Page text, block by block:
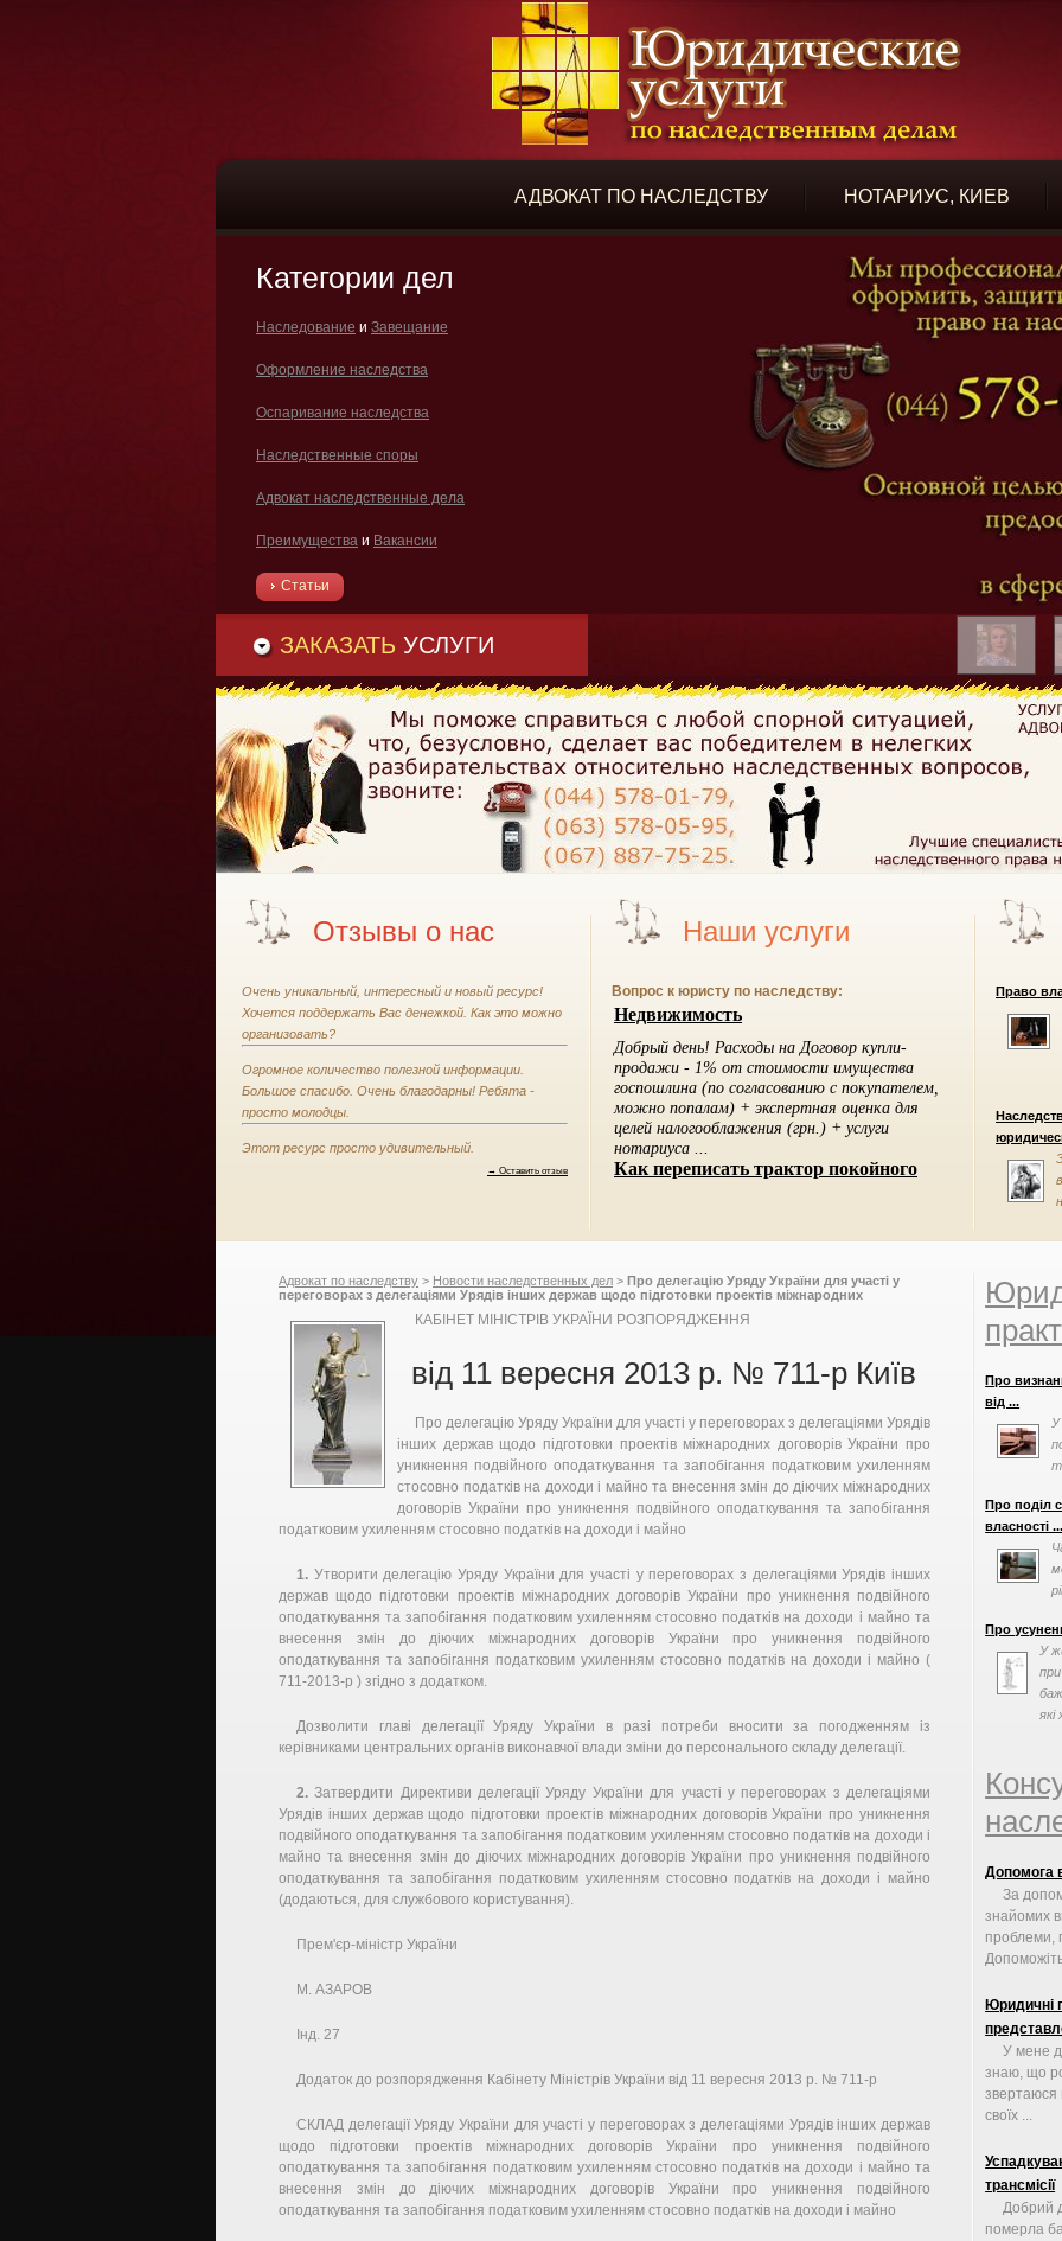
АДВОКАТ ПО НАСЛЕДСТВУ НОТАРИУС, КИЕВ
Категории дел
Наследование и Завещание
Оформление наследства
Оспаривание наследства
Наследственные споры
Адвокат наследственные дела
Преимущества и Вакансии
Статьи
ЗАКАЗАТЬ УСЛУГИ
Отзывы о нас
Очень уникальный, интересный и новый ресурс!
Хочется поддержать Вас денежкой. Как это можно
организовать?
Огромное количество полезной информации.
Большое спасибо. Очень благодарны! Ребята -
просто молодцы.
Этот ресурс просто удивительный.
→ Оставить отзыв
Наши услуги
Вопрос к юристу по наследству:
Право
Адвокат по наследству > Новости наследственных дел > Про делегацію Уряду України для участі у
переговорах з делегаціями Урядів інших держав щодо підготовки проектів міжнародних
договорів України про уникнення подвійного оподаткування та запобігання податковим
ухиленням стосовно податків на доходи і майно та внесення змін до діючих міжнародних
договорів України про уникнення подвійного оподаткування та запобігання податковим
ухиленням стосовно податків на доходи і майно, Кабінет Міністрів України
КАБІНЕТ МІНІСТРІВ УКРАЇНИ РОЗПОРЯДЖЕННЯ
від 11 вересня 2013 р. № 711-р Київ
Про делегацію Уряду України для участі у переговорах з делегаціями Урядів
інших держав щодо підготовки проектів міжнародних договорів України про
уникнення подвійного оподаткування та запобігання податковим ухиленням
стосовно податків на доходи і майно та внесення змін до діючих міжнародних
договорів України про уникнення подвійного оподаткування та запобігання
податковим ухиленням стосовно податків на доходи і майно
1. Утворити делегацію Уряду України для участі у переговорах з делегаціями Урядів інших
держав щодо підготовки проектів міжнародних договорів України про уникнення подвійного
оподаткування та запобігання податковим ухиленням стосовно податків на доходи і майно та
внесення змін до діючих міжнародних договорів України про уникнення подвійного
оподаткування та запобігання податковим ухиленням стосовно податків на доходи і майно (
711-2013-р ) згідно з додатком.
Дозволити главі делегації Уряду України в разі потреби вносити за погодженням із
керівниками центральних органів виконавчої влади зміни до персонального складу делегації.
2. Затвердити Директиви делегації Уряду України для участі у переговорах з делегаціями
Урядів інших держав щодо підготовки проектів міжнародних договорів України про уникнення
подвійного оподаткування та запобігання податковим ухиленням стосовно податків на доходи і
майно та внесення змін до діючих міжнародних договорів України про уникнення подвійного
оподаткування та запобігання податковим ухиленням стосовно податків на доходи і майно
(додаються, для службового користування).
Прем'єр-міністр України
М. АЗАРОВ
Інд. 27
Додаток до розпорядження Кабінету Міністрів України від 11 вересня 2013 р. № 711-р
СКЛАД делегації Уряду України для участі у переговорах з делегаціями Урядів інших держав
щодо підготовки проектів міжнародних договорів України про уникнення подвійного
оподаткування та запобігання податковим ухиленням стосовно податків на доходи і майно та
внесення змін до діючих міжнародних договорів України про уникнення подвійного
оподаткування та запобігання податковим ухиленням стосовно податків на доходи і майно
Про
від ...
У
Про поділ
власності ...
Про
У
при
які
Допомога
За
знайомих
проблеми,
Юридичні
У мене
знаю, що
своїх ...
трансмісії
Добрий
померла